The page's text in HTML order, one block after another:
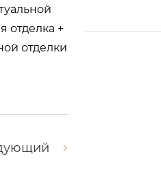
+
отделки